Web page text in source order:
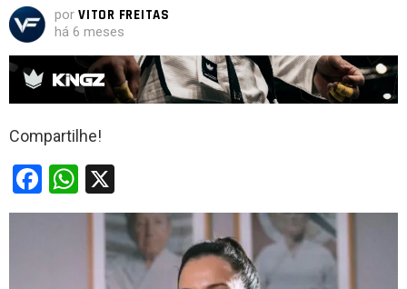
por VITOR FREITAS
há 6 meses
Compartilhe!
F
a
W
h